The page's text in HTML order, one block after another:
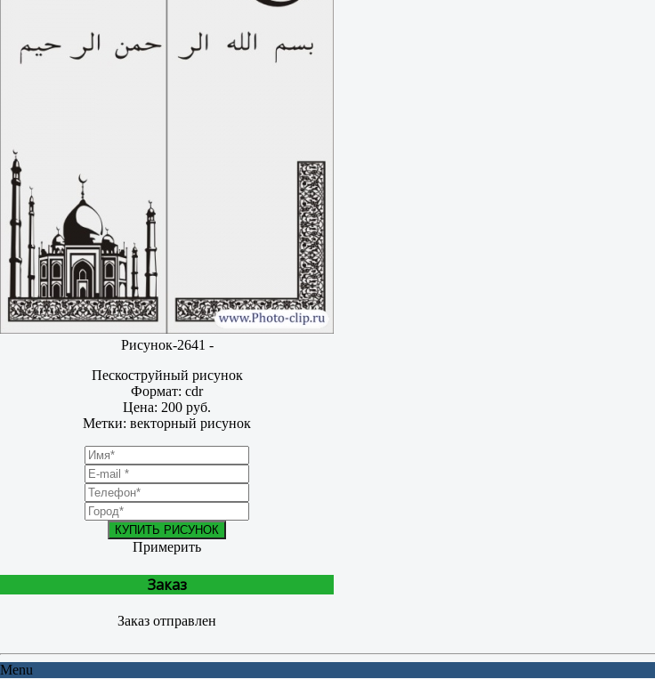
Рисунок-2641 -
Пескоструйный рисунок
Формат: cdr
Цена: 200 руб.
Метки: векторный рисунок
КУПИТЬ РИСУНОК
Примерить
Заказ
Заказ отправлен
Menu